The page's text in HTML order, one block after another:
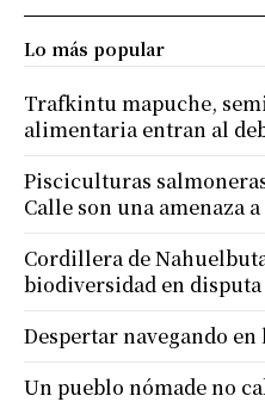
Lo más popular
Trafkintu mapuche,
alimentaria entran al
Pisciculturas
Calle son una amenaza
Cordillera de
biodiversidad en disputa
Despertar navegando
Un pueblo nómade no